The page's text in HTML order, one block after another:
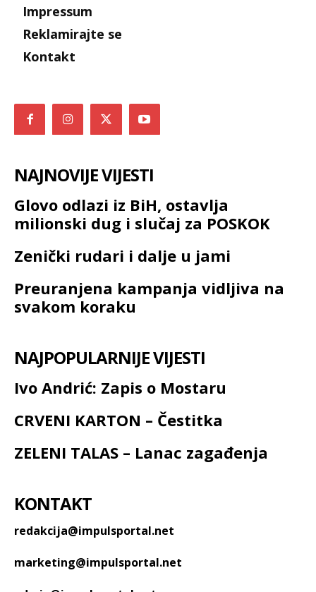
Impressum
Reklamirajte se
Kontakt
NAJNOVIJE VIJESTI
Glovo odlazi iz BiH, ostavlja
milionski dug i slučaj za POSKOK
Zenički rudari i dalje u jami
Preuranjena kampanja vidljiva na
svakom koraku
NAJPOPULARNIJE VIJESTI
Ivo Andrić: Zapis o Mostaru
CRVENI KARTON – Čestitka
ZELENI TALAS – Lanac zagađenja
KONTAKT
redakcija@impulsportal.net
marketing@impulsportal.net